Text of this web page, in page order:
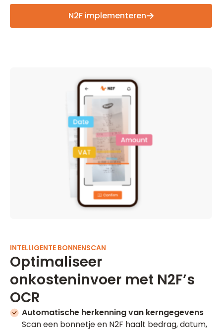
N2F implementeren
INTELLIGENTE BONNENSCAN
Optimaliseer
onkosteninvoer met N2F’s
OCR
Automatische herkenning van kerngegevens
Scan een bonnetje en N2F haalt bedrag, datum,